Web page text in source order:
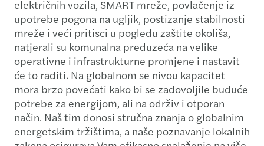
električnih vozila, SMART mreže, povlačenje iz
upotrebe pogona na ugljik, postizanje stabilnosti
mreže i veći pritisci u pogledu zaštite okoliša,
natjerali su komunalna preduzeća na velike
operativne i infrastrukturne promjene i nastavit
će to raditi. Na globalnom se nivou kapacitet
mora brzo povećati kako bi se zadovoljile buduće
potrebe za energijom, ali na održiv i otporan
način. Naš tim donosi stručna znanja o globalnim
energetskim tržištima, a naše poznavanje lokalnih